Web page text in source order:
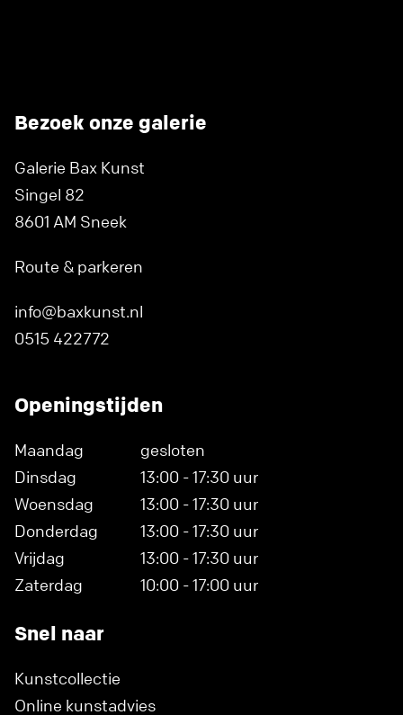
Bezoek onze galerie
Galerie Bax Kunst
Singel 82
8601 AM Sneek
Route & parkeren
info@baxkunst.nl
0515 422772
Openingstijden
Maandag
gesloten
Dinsdag
13:00 - 17:30 uur
Woensdag
13:00 - 17:30 uur
Donderdag
13:00 - 17:30 uur
Vrijdag
13:00 - 17:30 uur
Zaterdag
10:00 - 17:00 uur
Snel naar
Kunstcollectie
Online kunstadvies